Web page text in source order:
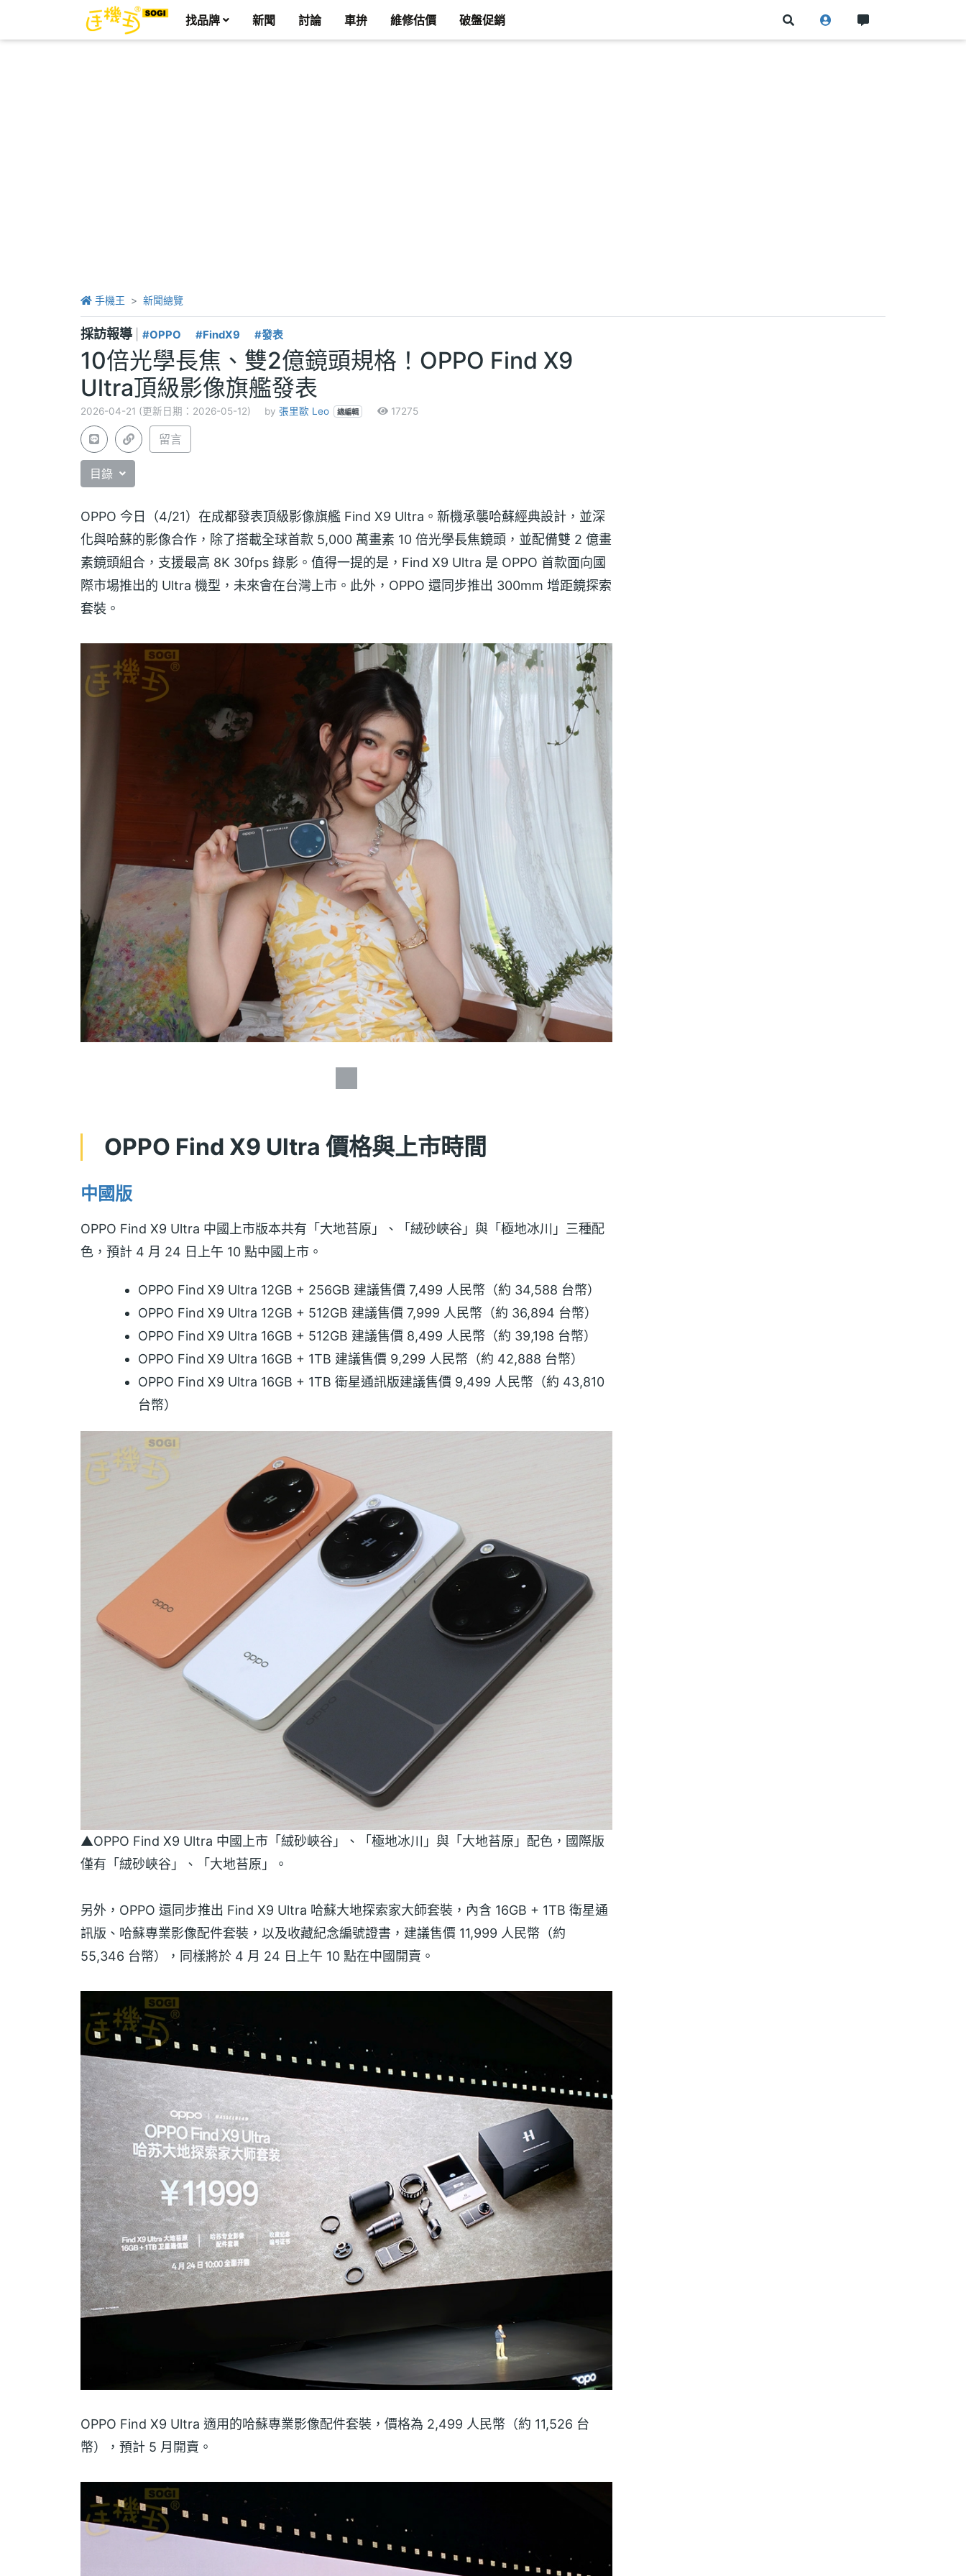
找品牌 新聞 討論 車拚 維修估價 破盤促銷
手機王 新聞總覽
採訪報導 #OPPO #FindX9 #發表
10倍光學長焦、雙2億鏡頭規格！OPPO Find X9
Ultra頂級影像旗艦發表
2026-04-21 (更新日期：2026-05-12) by 張里歐 Leo 總編輯 17275
留言
目錄
OPPO 今日（4/21）在成都發表頂級影像旗艦 Find X9 Ultra。新機承襲哈蘇經典設計，並深
化與哈蘇的影像合作，除了搭載全球首款 5,000 萬畫素 10 倍光學長焦鏡頭，並配備雙 2 億畫
素鏡頭組合，支援最高 8K 30fps 錄影。值得一提的是，Find X9 Ultra 是 OPPO 首款面向國
際市場推出的 Ultra 機型，未來會在台灣上市。此外，OPPO 還同步推出 300mm 增距鏡探索
套裝。
OPPO Find X9 Ultra 價格與上市時間
中國版
OPPO Find X9 Ultra 中國上市版本共有「大地苔原」、「絨砂峽谷」與「極地冰川」三種配
色，預計 4 月 24 日上午 10 點中國上市。
OPPO Find X9 Ultra 12GB + 256GB 建議售價 7,499 人民幣（約 34,588 台幣）
OPPO Find X9 Ultra 12GB + 512GB 建議售價 7,999 人民幣（約 36,894 台幣）
OPPO Find X9 Ultra 16GB + 512GB 建議售價 8,499 人民幣（約 39,198 台幣）
OPPO Find X9 Ultra 16GB + 1TB 建議售價 9,299 人民幣（約 42,888 台幣）
OPPO Find X9 Ultra 16GB + 1TB 衛星通訊版建議售價 9,499 人民幣（約 43,810
台幣）
▲OPPO Find X9 Ultra 中國上市「絨砂峽谷」、「極地冰川」與「大地苔原」配色，國際版
僅有「絨砂峽谷」、「大地苔原」。
另外，OPPO 還同步推出 Find X9 Ultra 哈蘇大地探索家大師套裝，內含 16GB + 1TB 衛星通
訊版、哈蘇專業影像配件套裝，以及收藏紀念編號證書，建議售價 11,999 人民幣（約
55,346 台幣），同樣將於 4 月 24 日上午 10 點在中國開賣。
OPPO Find X9 Ultra 適用的哈蘇專業影像配件套裝，價格為 2,499 人民幣（約 11,526 台
幣），預計 5 月開賣。